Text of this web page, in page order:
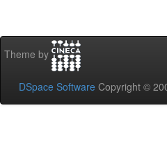
Theme by
DSpace Software Copyright ©